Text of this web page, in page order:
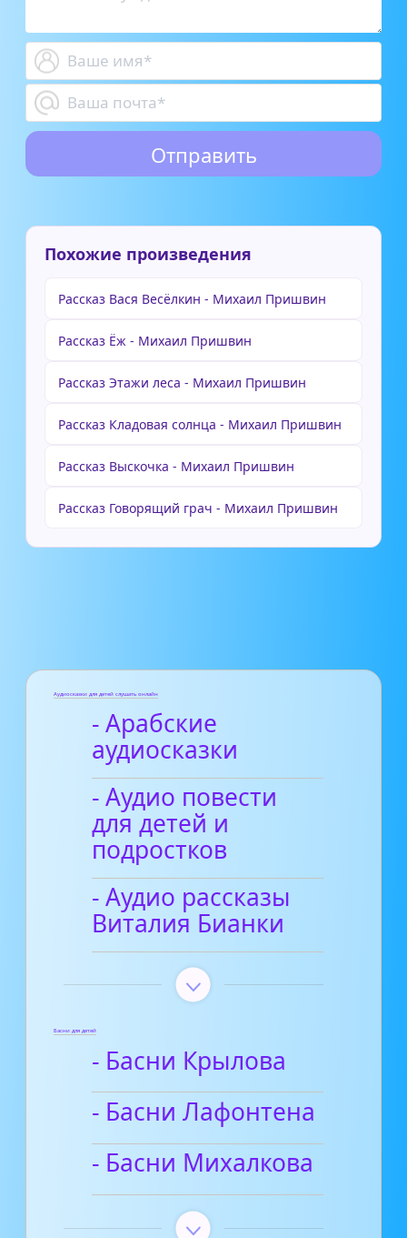
Похожие произведения
Рассказ Вася Весёлкин - Михаил Пришвин
Рассказ Ёж - Михаил Пришвин
Рассказ Этажи леса - Михаил Пришвин
Рассказ Кладовая солнца - Михаил Пришвин
Рассказ Выскочка - Михаил Пришвин
Рассказ Говорящий грач - Михаил Пришвин
Аудиосказки для детей слушать онлайн
- Арабские
аудиосказки
- Аудио повести
для детей и
подростков
- Аудио рассказы
Виталия Бианки
Басни для детей
- Басни Крылова
- Басни Лафонтена
- Басни Михалкова